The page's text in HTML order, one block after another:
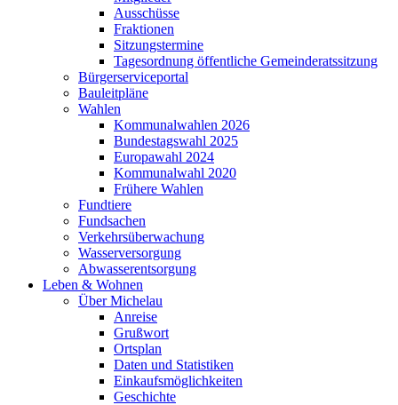
Ausschüsse
Fraktionen
Sitzungstermine
Tagesordnung öffentliche Gemeinderatssitzung
Bürgerserviceportal
Bauleitpläne
Wahlen
Kommunalwahlen 2026
Bundestagswahl 2025
Europawahl 2024
Kommunalwahl 2020
Frühere Wahlen
Fundtiere
Fundsachen
Verkehrsüberwachung
Wasserversorgung
Abwasserentsorgung
Leben & Wohnen
Über Michelau
Anreise
Grußwort
Ortsplan
Daten und Statistiken
Einkaufsmöglichkeiten
Geschichte